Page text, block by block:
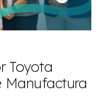
Toyota
Manufactura